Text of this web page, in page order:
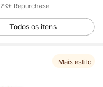
2K+ Repurchase
Todos os itens
Mais estilo